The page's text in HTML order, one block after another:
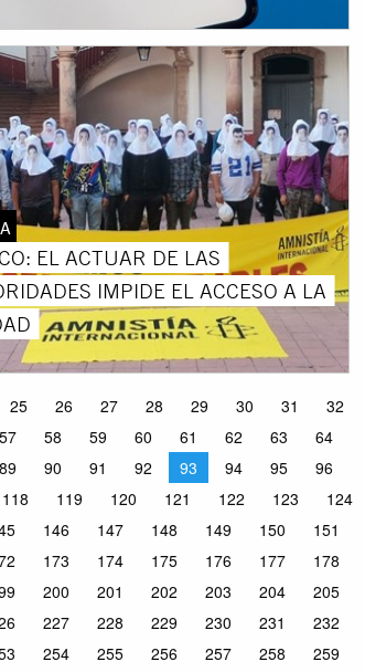
EL ACTUAR DE LAS
IMPIDE EL ACCESO A LA
25 26 27 28 29 30 31
32
57 58 59 60 61 62 63
64
89 90 91 92 93 94 95
96
118 119 120 121 122 123
124
146 147 148 149 150
151
173 174 175 176 177
178
200 201 202 203 204
205
227 228 229 230 231
232
254 255 256 257 258
259